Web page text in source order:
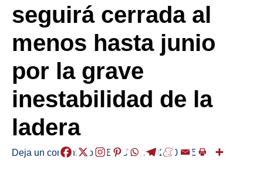
seguirá cerrada al
menos hasta junio
por la grave
inestabilidad de la
ladera
Deja un comentario /ABISUAK /2025-04-15